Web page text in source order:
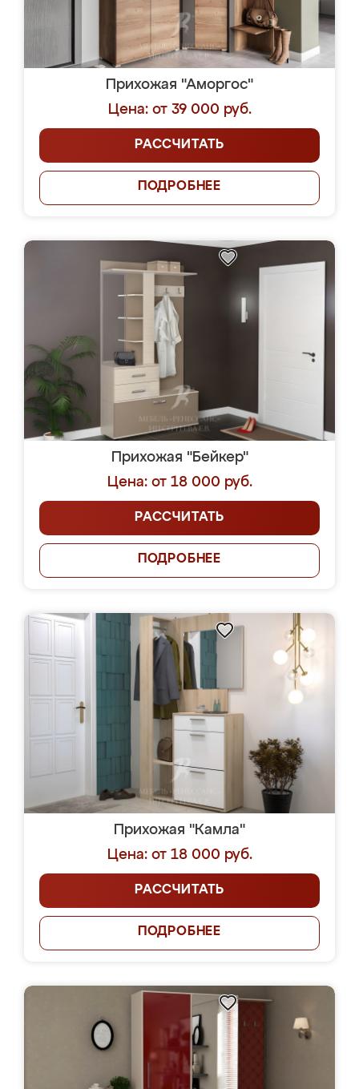
Прихожая "Аморгос"
Цена: от 39 000 руб.
РАССЧИТАТЬ
ПОДРОБНЕЕ
Прихожая "Бейкер"
Цена: от 18 000 руб.
РАССЧИТАТЬ
ПОДРОБНЕЕ
Прихожая "Камла"
Цена: от 18 000 руб.
РАССЧИТАТЬ
ПОДРОБНЕЕ